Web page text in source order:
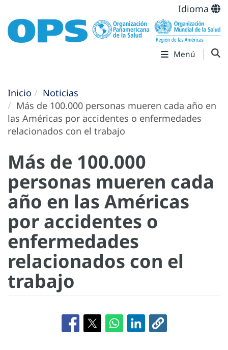
Idioma
Menú
Inicio
Noticias
Más de 100.000 personas mueren cada año en
las Américas por accidentes o enfermedades
relacionados con el trabajo
Más de 100.000
personas mueren cada
año en las Américas
por accidentes o
enfermedades
relacionados con el
trabajo